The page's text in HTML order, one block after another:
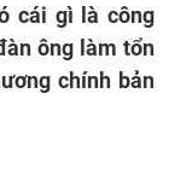
cái gì là công
ông làm tổn
chính bản